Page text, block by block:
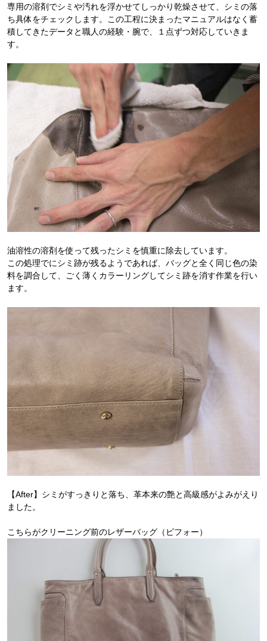
専用の溶剤でシミや汚れを浮かせてしっかり乾燥させて、シミの落
ち具体をチェックします。この工程に決まったマニュアルはなく蓄
積してきたデータと職人の経験・腕で、１点ずつ対応していきま
す。
油溶性の溶剤を使って残ったシミを慎重に除去しています。
この処理でにシミ跡が残るようであれば、バッグと全く同じ色の染
料を調合して、ごく薄くカラーリングしてシミ跡を消す作業を行い
ます。
【After】シミがすっきりと落ち、革本来の艶と高級感がよみがえり
ました。
こちらがクリーニング前のレザーバッグ（ビフォー）